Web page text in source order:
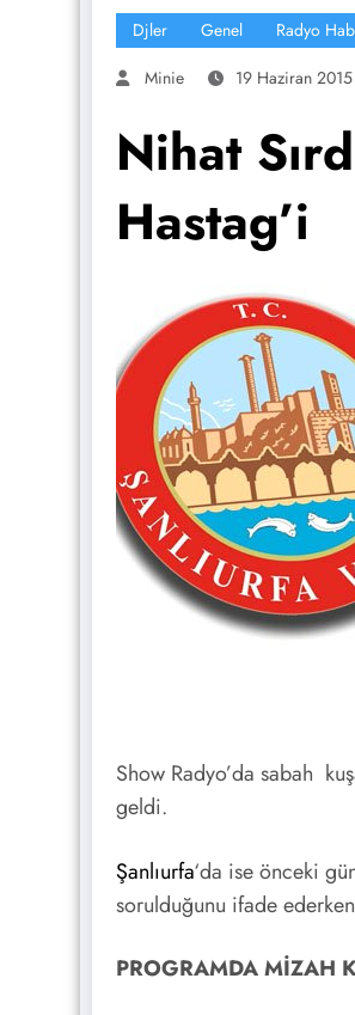
Djler Genel Radyo
Minie
19 Haziran 2015
Nihat
Hastag’i
Show Radyo’da sabah
geldi.
Şanlıurfa‘da ise önceki
sorulduğunu ifade
PROGRAMDA MİZAH